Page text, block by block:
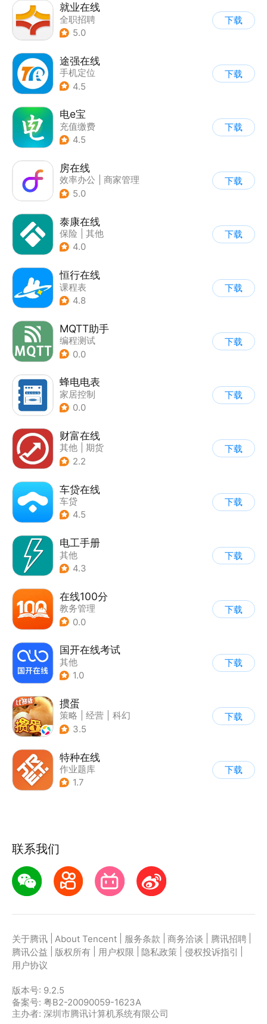
就业在线
全职招聘
5.0
下载
途强在线
手机定位
4.5
下载
电e宝
充值缴费
4.5
下载
房在线
效率办公
商家管理
5.0
下载
泰康在线
保险
其他
4.0
下载
恒行在线
课程表
4.8
下载
MQTT助手
编程测试
0.0
下载
蜂电电表
家居控制
0.0
下载
财富在线
其他
期货
2.2
下载
车贷在线
车贷
4.5
下载
电工手册
其他
4.3
下载
在线100分
教务管理
0.0
下载
国开在线考试
其他
1.0
下载
掼蛋
策略 经营
科幻
| 儿童游戏
3.5
下载
特种在线
作业题库
1.7
下载
联系我们
关于腾讯 About Tencent 服务条款 商务洽谈 腾讯招聘
腾讯公益
版权所有 用户权限 隐私政策 侵权投诉指引
用户协议
版本号: 9.2.5
备案号: 粤B2-20090059-1623A
主办者: 深圳市腾讯计算机系统有限公司